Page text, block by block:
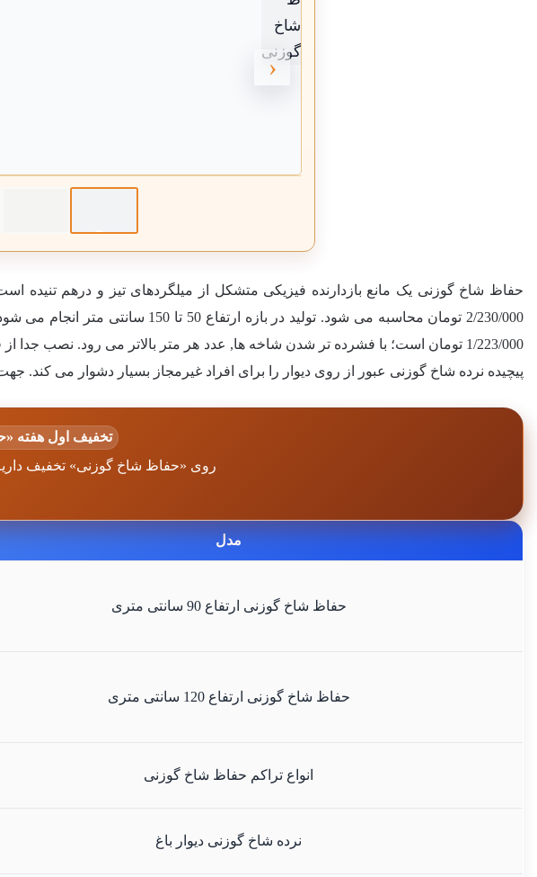
‹
حفاظ شاخ گوزنی یک مانع بازدارنده فیزیکی متشکل از میلگردهای تیز و درهم تنیده
2/230/000 تومان محاسبه می شود. تولید در بازه ارتفاع 50 تا 150 سانتی متر انجام می شود؛ ارتفاع های 90 و 120 استاندارد هستند؛ ارتفاع 90 بیشترین سفارش را دارد؛ شروع 90 از 883000 و شروع 120 از
1/223/000
پیچیده نرده شاخ گوزنی عبور از روی دیوار را برای افراد غیرمجاز بسیار دشوار می
تخفیف اول هفته
روی «حفاظ شاخ گوزنی» تخفیف
مدل
حفاظ شاخ گوزنی ارتفاع 90 سانتی متری
حفاظ شاخ گوزنی ارتفاع 120 سانتی متری
انواع تراکم حفاظ شاخ گوزنی
نرده شاخ گوزنی دیوار باغ